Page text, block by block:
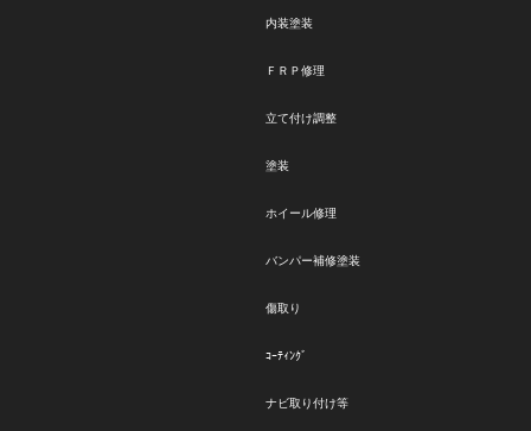
内装塗装
ＦＲＰ修理
立て付け調整
塗装
ホイール修理
バンパー補修塗装
傷取り
ｺｰﾃｨﾝｸﾞ
ナビ取り付け等